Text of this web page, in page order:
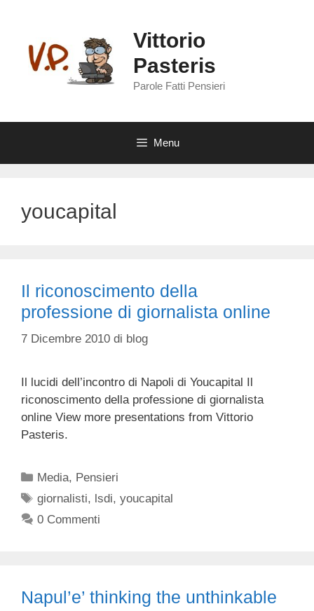
contenuto
Vittorio
Pasteris
Parole Fatti Pensieri
Menu
youcapital
Il riconoscimento della
professione di giornalista online
7 Dicembre 2010 di blog
Il lucidi dell’incontro di Napoli di Youcapital Il
riconoscimento della professione di giornalista
online View more presentations from Vittorio
Pasteris.
Categorie
Media, Pensieri
Tag
giornalisti, lsdi,youcapital
0 Commenti
Napul’e’ thinking the unthinkable